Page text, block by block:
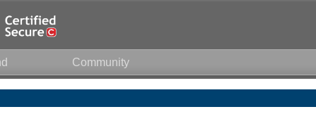
Community